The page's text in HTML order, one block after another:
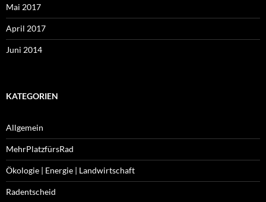
Mai 2017
April 2017
Juni 2014
KATEGORIEN
Allgemein
MehrPlatzfürsRad
Ökologie | Energie | Landwirtschaft
Radentscheid